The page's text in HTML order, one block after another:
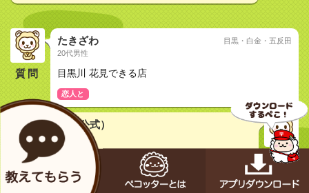
質問
たきざわ
20代男性
目黒・白金・五反田
目黒川 花見できる店
恋人と
メカペコ君（公式）
初号機（学習中）
pecopeco...
コノお店も良さそうペコ
京家 KARASUMA